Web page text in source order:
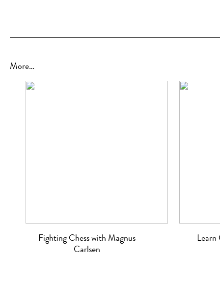
More…
Fighting Chess with Magnus
Carlsen
Learn